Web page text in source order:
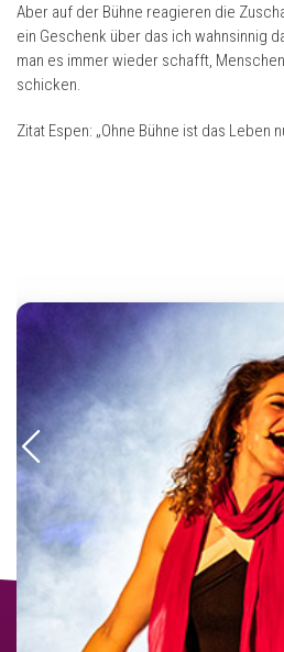
Aber auf der Bühne reagieren die
ein Geschenk über das ich wahnsinnig
man es immer wieder schafft,
schicken.
Zitat Espen: „Ohne Bühne ist das Leben